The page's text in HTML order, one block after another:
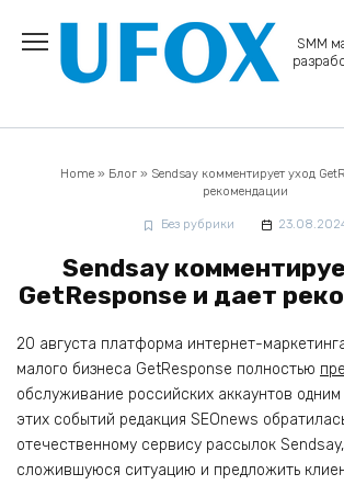
содержанию
SMM
Home» Блог» Sendsay комментирует уход
рекомендации
Без рубрики
Sendsay
GetResponse и дает
20 августа платформа интернет-
малого бизнеса GetResponse полностью
обслуживание российских аккаунтов
этих событий редакция SEOnews
отечественному сервису рассылок
сложившуюся ситуацию и предложить